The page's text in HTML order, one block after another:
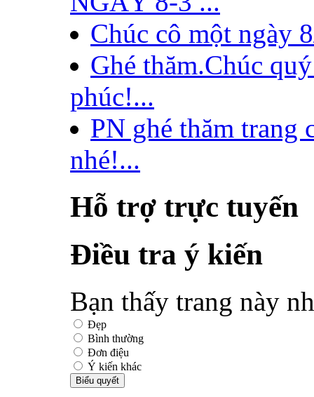
Chúc cô một ngày
Ghé thăm.Chúc
phúc!...
PN ghé thăm trang
nhé!...
Hỗ trợ trực tuyến
Điều tra ý kiến
Bạn thấy trang này
Đẹp
Bình thường
Đơn điệu
Ý kiến khác